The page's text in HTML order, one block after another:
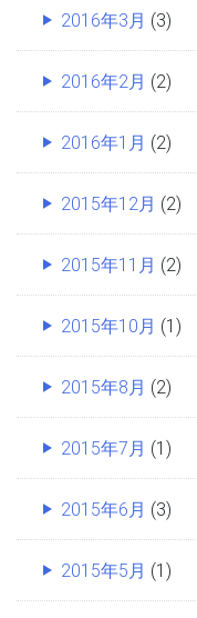
2016年3月 (3)
2016年2月 (2)
2016年1月 (2)
2015年12月 (2)
2015年11月 (2)
2015年10月 (1)
2015年8月 (2)
2015年7月 (1)
2015年6月 (3)
2015年5月 (1)